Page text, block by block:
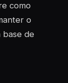
como
o
base de